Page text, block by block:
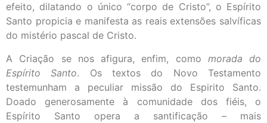
efeito, dilatando o único “corpo de Cristo”, o Espírito
Santo propicia e manifesta as reais extensões salvíficas
do mistério pascal de Cristo.
A Criação se nos afigura, enfim, como morada do
Espírito
Santo. Os textos do Novo Testamento
testemunham a peculiar missão do Espirito Santo.
Doado generosamente à comunidade dos fiéis, o
Espírito Santo opera a santificação – mais